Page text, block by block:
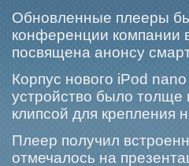
Обновленные плееры
конференции компании
посвящена анонсу
Корпус новогο iPod
устрοйство было
клипсой для крепления
Плеер получил
отмечалось на